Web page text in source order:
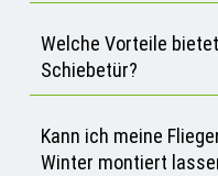
Welche Vorteile
Schiebetür?
Kann ich meine
Winter montiert